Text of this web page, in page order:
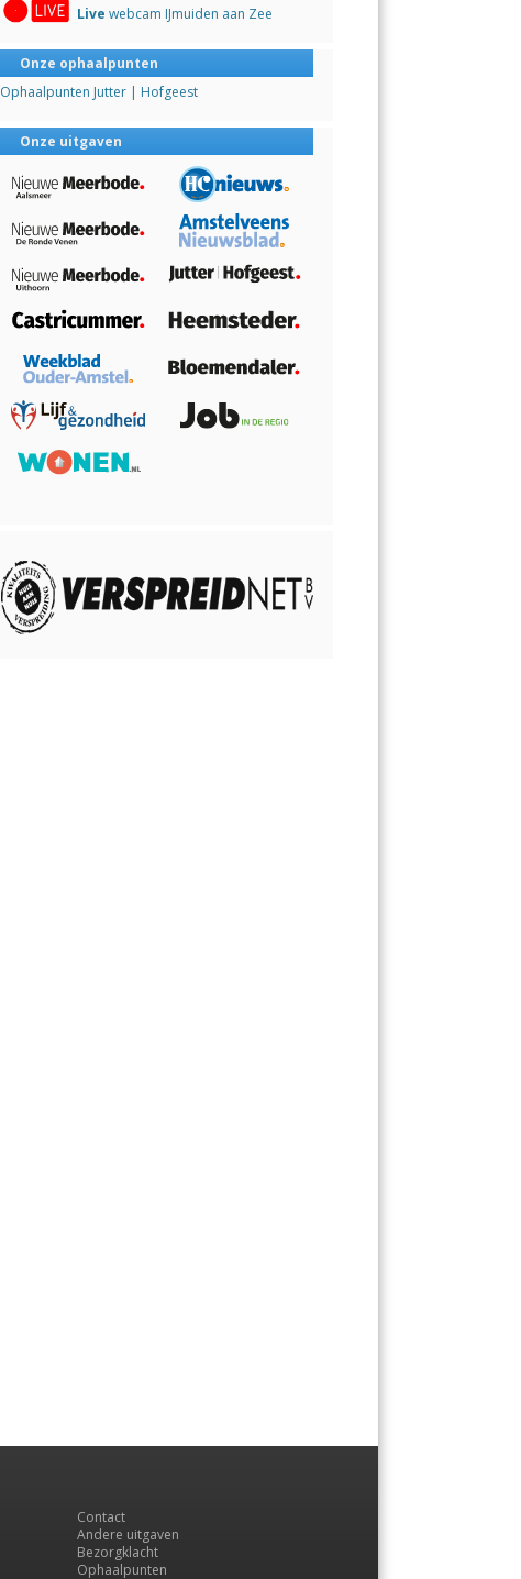
Live webcam IJmuiden aan Zee
Onze ophaalpunten
Ophaalpunten Jutter | Hofgeest
Onze uitgaven
Contact
Andere uitgaven
Bezorgklacht
Ophaalpunten